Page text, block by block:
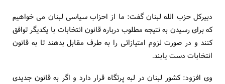
دبیرکل حزب الله لبنان گفت: ما از احزاب سیاسی لبنان می خواهیم
که برای رسیدن به نتیجه مطلوب درباره قانون انتخابات با یکدیگر توافق
کنند و در صورت لزوم امتیازاتی را به طرف مقابل بدهند تا به قانون
انتخابات دست یابند.
وی افزود: کشور لبنان در لبه پرتگاه قرار دارد و اگر به قانون جدیدی